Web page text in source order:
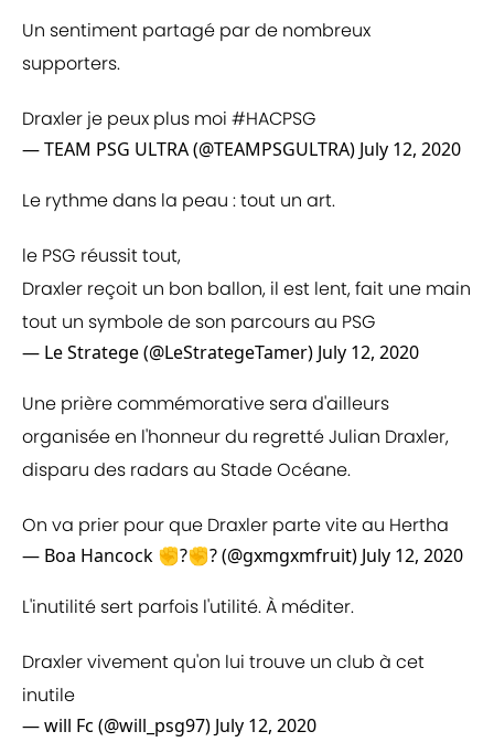
Un sentiment partagé par de nombreux
supporters.
Draxler je peux plus moi #HACPSG
— TEAM PSG ULTRA (@TEAMPSGULTRA) July 12, 2020
Le rythme dans la peau : tout un art.
le PSG réussit tout,
Draxler reçoit un bon ballon, il est lent, fait une main
tout un symbole de son parcours au PSG
— Le Stratege (@LeStrategeTamer) July 12, 2020
Une prière commémorative sera d'ailleurs
organisée en l'honneur du regretté Julian Draxler,
disparu des radars au Stade Océane.
On va prier pour que Draxler parte vite au Hertha
— Boa Hancock ✊?✊? (@gxmgxmfruit) July 12, 2020
L'inutilité sert parfois l'utilité. À méditer.
Draxler vivement qu'on lui trouve un club à cet
inutile
— will Fc (@will_psg97) July 12, 2020